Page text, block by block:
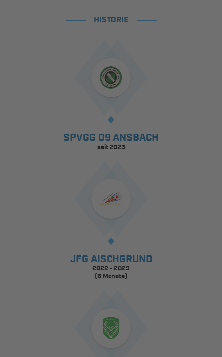
HISTORIE
SPVGG 09 ANSBACH
seit 2023
JFG AISCHGRUND
2022 - 2023
(6 Monate)